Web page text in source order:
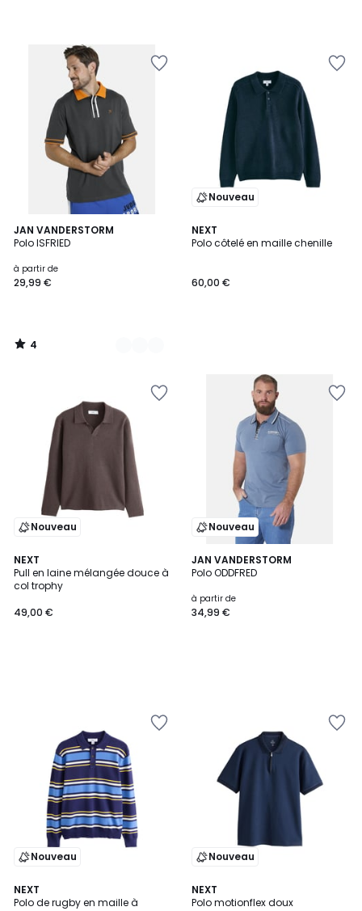
JAN VANDERSTORM
Polo ISFRIED
à partir de
29,99 €
4
/
5
Couleurs
4
/
Nouveau
NEXT
Polo côtelé en maille chenille
60,00 €
Nouveau
NEXT
Pull en laine mélangée douce à
col trophy
49,00 €
Nouveau
JAN VANDERSTORM
Polo ODDFRED
à partir de
34,99 €
Nouveau
NEXT
Polo de rugby en maille à
2
Couleurs
Nouveau
NEXT
Polo motionflex doux
2
Couleurs